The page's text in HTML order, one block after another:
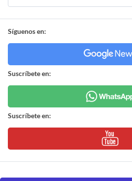
Síguenos en:
Suscríbete en:
Suscríbete en: